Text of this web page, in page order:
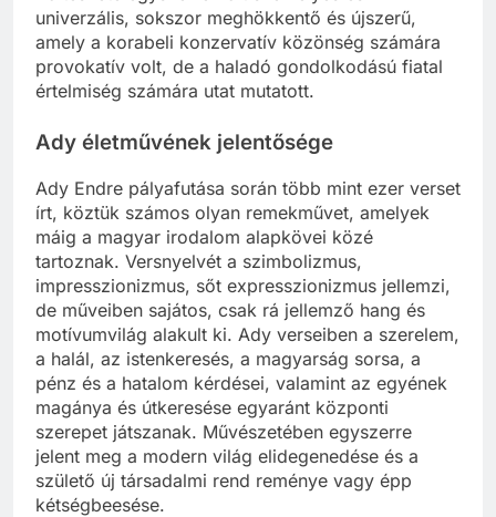
univerzális, sokszor meghökkentő és újszerű,
amely a korabeli konzervatív közönség számára
provokatív volt, de a haladó gondolkodású fiatal
értelmiség számára utat mutatott.
Ady életművének jelentősége
Ady Endre pályafutása során több mint ezer verset
írt, köztük számos olyan remekművet, amelyek
máig a magyar irodalom alapkövei közé
tartoznak. Versnyelvét a szimbolizmus,
impresszionizmus, sőt expresszionizmus jellemzi,
de műveiben sajátos, csak rá jellemző hang és
motívumvilág alakult ki. Ady verseiben a szerelem,
a halál, az istenkeresés, a magyarság sorsa, a
pénz és a hatalom kérdései, valamint az egyének
magánya és útkeresése egyaránt központi
szerepet játszanak. Művészetében egyszerre
jelent meg a modern világ elidegenedése és a
születő új társadalmi rend reménye vagy épp
kétségbeesése.